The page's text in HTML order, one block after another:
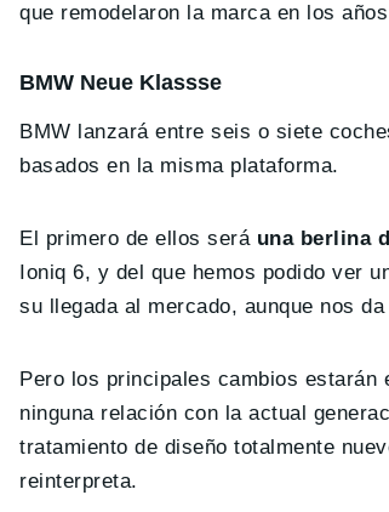
que remodelaron la marca en los
BMW Neue Klassse
BMW lanzará entre seis o siete
basados ​​en la misma plataforma.
El primero de ellos será una berlina
Ioniq 6, y del que hemos podido ver
su llegada al mercado, aunque nos
Pero los principales cambios estarán
ninguna relación con la actual
tratamiento de diseño totalmente
reinterpreta.